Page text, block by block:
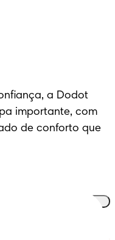
a Dodot
importante, com
de conforto que